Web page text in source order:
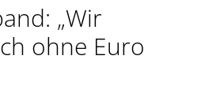
„Wir
ohne Euro